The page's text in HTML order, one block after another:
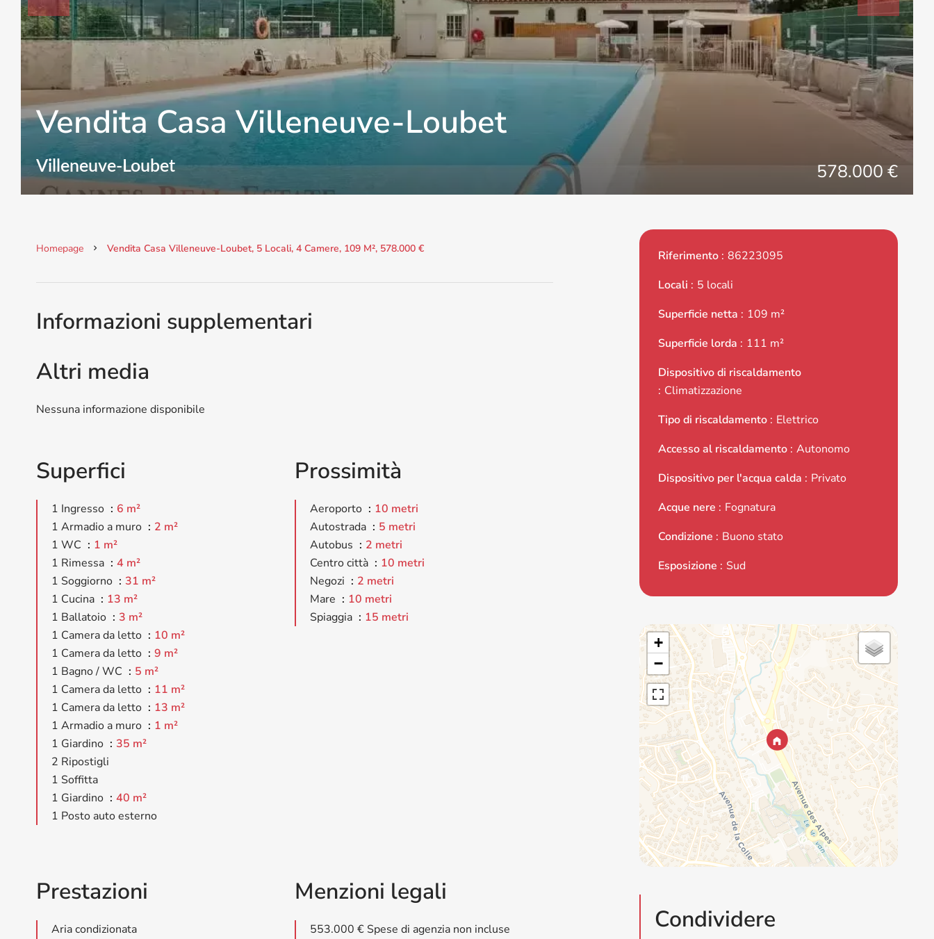
Vendita Casa Villeneuve-Loubet
Villeneuve-Loubet 578.000 €
Homepage Vendita Casa Villeneuve-Loubet, 5 Locali, 4 Camere, 109 M², 578.000 €
Informazioni supplementari
Altri media
Nessuna informazione disponibile
Superfici
1 Ingresso
6 m²
1 Armadio a muro
2 m²
1 WC
1 m²
1 Rimessa
4 m²
1 Soggiorno
31 m²
1 Cucina
13 m²
1 Ballatoio
3 m²
1 Camera da letto
10 m²
1 Camera da letto
9 m²
1 Bagno / WC
5 m²
1 Camera da letto
11 m²
1 Camera da letto
13 m²
1 Armadio a muro
1 m²
1 Giardino
35 m²
2 Ripostigli
1 Soffitta
1 Giardino
40 m²
1 Posto auto esterno
Prossimità
Aeroporto
10 metri
Autostrada
5 metri
Autobus
2 metri
Centro città
10 metri
Negozi
2 metri
Mare
10 metri
Spiaggia
15 metri
Prestazioni
Aria condizionata
Menzioni legali
553.000 € Spese di agenzia non incluse
Riferimento 86223095
Locali
5 locali
Superficie netta
109 m²
Superficie lorda
111 m²
Dispositivo di riscaldamento
Climatizzazione
Tipo di riscaldamento
Elettrico
Accesso al riscaldamento Autonomo
Dispositivo per l'acqua calda
Privato
Acque nere
Fognatura
Condizione
Buono stato
Esposizione
Sud
+
−
Condividere